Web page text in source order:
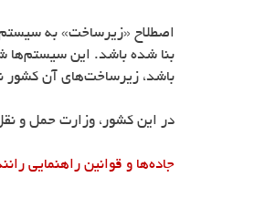
اصطلاح «زیرساخت» به
بنا شده باشد. این سیستم‌ها
باشد، زیرساخت‌های آن کشور
در این کشور، وزارت حمل و
جاده‌ها و قوانین راهنمایی